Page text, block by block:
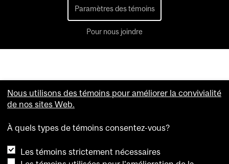
Paramètres des témoins
Pour nous joindre
Nous utilisons des témoins pour améliorer la convivialité
de nos sites Web.
À quels types de témoins consentez-vous?
Les témoins strictement nécessaires